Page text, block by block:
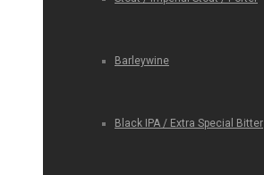
Barleywine
Black IPA / Extra Special Bitter